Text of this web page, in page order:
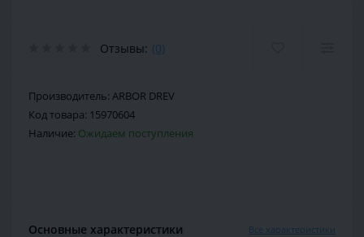
Отзывы: (0)
Производитель: ARBOR DREV
Код товара: 15970604
Наличие: Ожидаем поступления
Основные характеристики Все характеристики